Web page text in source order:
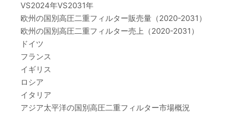
VS2024年VS2031年
欧州の国別高圧二重フィルター販売量（2020-2031）
欧州の国別高圧二重フィルター売上（2020-2031）
ドイツ
フランス
イギリス
ロシア
イタリア
アジア太平洋の国別高圧二重フィルター市場概況